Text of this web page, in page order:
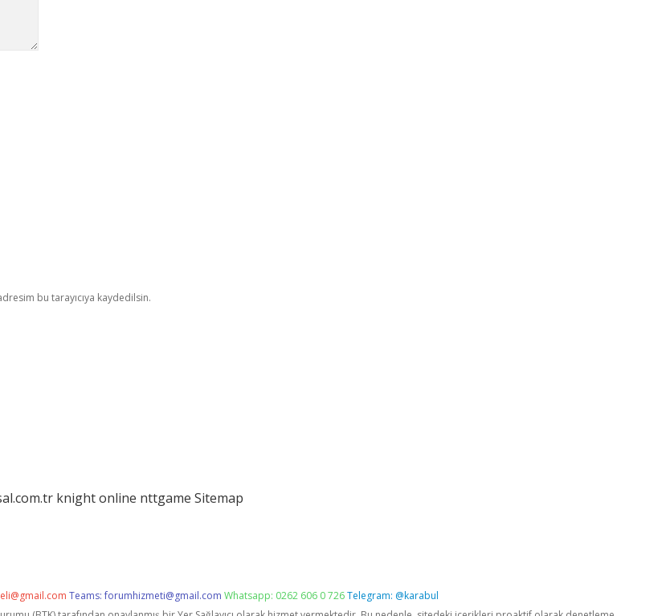
bu tarayıcıya kaydedilsin.
knight online nttgame Sitemap
Teams:forumhizmeti@gmail.com Whatsapp: 0262 606 0 726Telegram: @karabul